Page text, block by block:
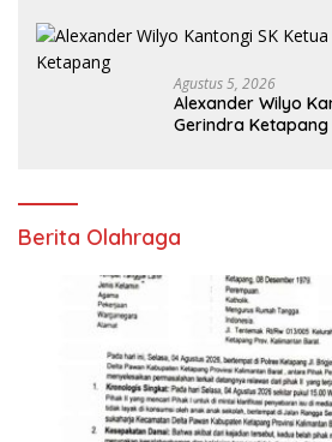
Agustus 5, 2026
Alexander Wilyo
Gerindra Ketapang
Berita Olahraga